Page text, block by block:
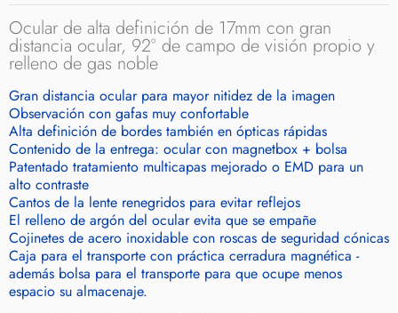
Ocular de alta definición de 17mm con gran
distancia ocular, 92° de campo de visión propio y
relleno de gas noble
Gran distancia ocular para mayor nitidez de la imagen
Observación con gafas muy confortable
Alta definición de bordes también en ópticas rápidas
Contenido de la entrega: ocular con magnetbox + bolsa
Patentado tratamiento multicapas mejorado o EMD para un
alto contraste
Cantos de la lente renegridos para evitar reflejos
El relleno de argón del ocular evita que se empañe
Cojinetes de acero inoxidable con roscas de seguridad cónicas
Caja para el transporte con práctica cerradura magnética -
además bolsa para el transporte para que ocupe menos
espacio su almacenaje.